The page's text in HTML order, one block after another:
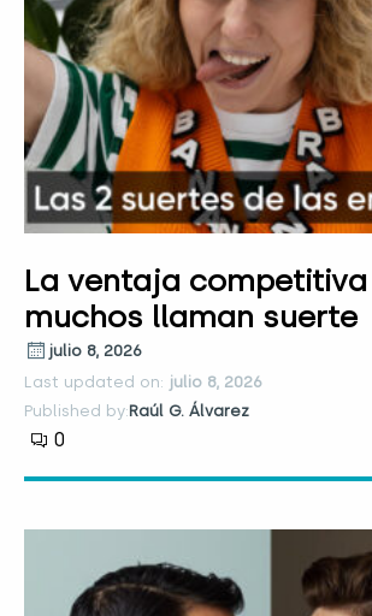
La ventaja
muchos llaman suerte
julio 8, 2026
Last updated on: julio 8, 2026
Published by:Raúl G. Álvarez
0